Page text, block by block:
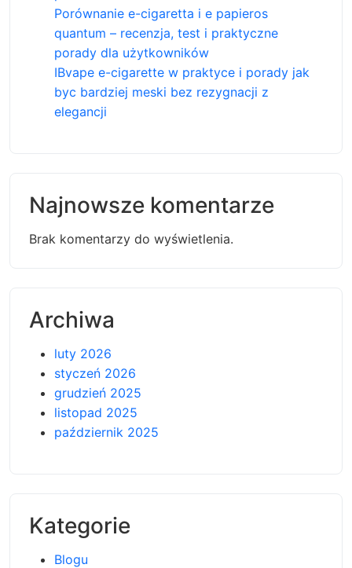
Porównanie e-cigaretta i e papieros
quantum – recenzja, test i praktyczne
porady dla użytkowników
IBvape e-cigarette w praktyce i porady jak
byc bardziej meski bez rezygnacji z
elegancji
Najnowsze komentarze
Brak komentarzy do wyświetlenia.
Archiwa
luty 2026
styczeń 2026
grudzień 2025
listopad 2025
październik 2025
Kategorie
Blogu